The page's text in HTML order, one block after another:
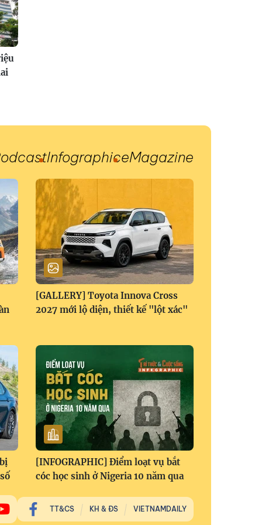
InfographiceMagazine
[GALLERY] Toyota Innova Cross
2027 mới lộ diện, thiết kế "lột xác"
[INFOGRAPHIC] Điểm loạt vụ bắt
cóc học sinh ở Nigeria 10 năm qua
TT&CS KH & ĐS VIETNAMDAILY